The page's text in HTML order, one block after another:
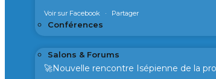
Conférences
Salons & Forums
Voir sur Facebook · Partager
🚀Nouvelle rencontre Isépienne de la